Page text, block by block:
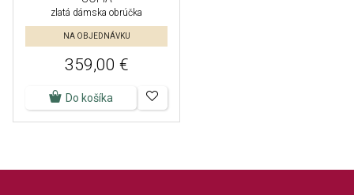
zlatá dámska obrúčka
NA OBJEDNÁVKU
359,00 €
Do košíka